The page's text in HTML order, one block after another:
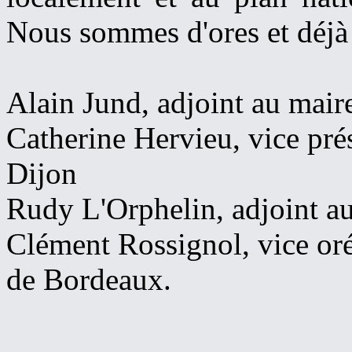
Nous sommes d'ores et
Alain Jund, adjoint au
Catherine Hervieu, vice
Dijon
Rudy L'Orphelin, adjoint
Clément Rossignol, vice
de Bordeaux.